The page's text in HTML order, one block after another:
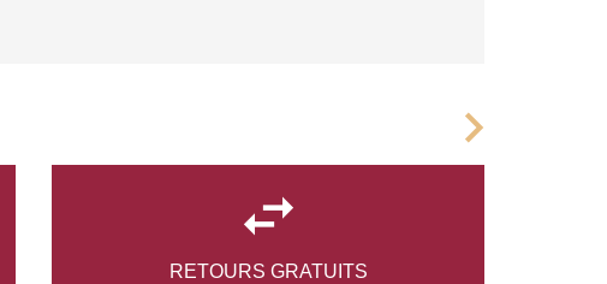
chevron_right

RETOURS GRATUITS